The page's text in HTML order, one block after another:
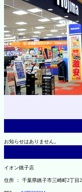
お知らせはありません。
イオン銚子店
住所 ： 千葉県銚子市三崎町2丁目